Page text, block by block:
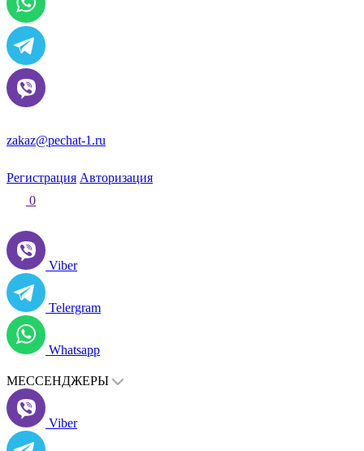
zakaz@pechat-1.ru
Регистрация Авторизация
0
Viber
Telergram
Whatsapp
МЕССЕНДЖЕРЫ
Viber